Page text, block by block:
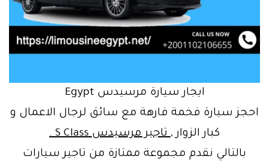
ايجار سيارة مرسيدس Egypt
احجز سيارة فخمة فارهة مع سائق لرجال الاعمال و
كبار الزوار , تاجير مرسيدس S Class .
بالتالي نقدم مجموعة ممتازة من تاجير سيارات